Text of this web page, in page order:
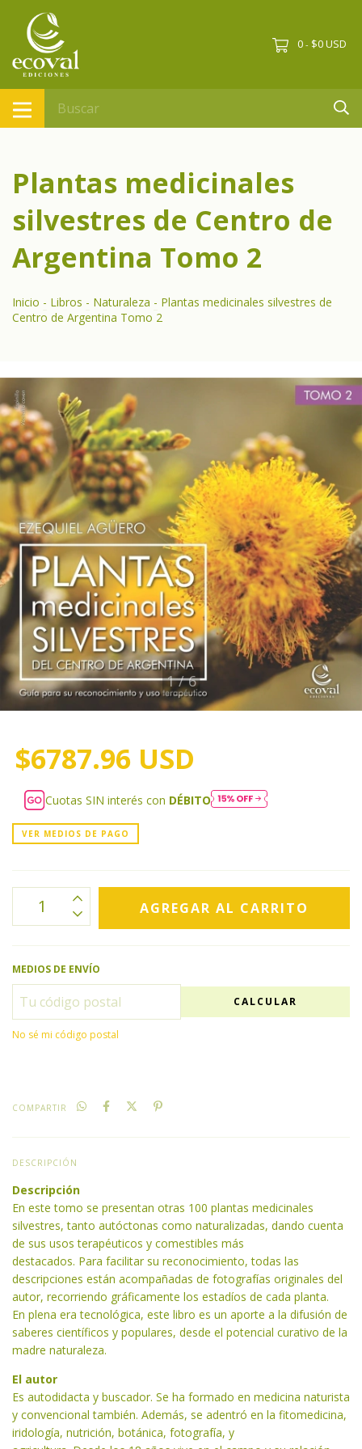
0 - $0 USD
Plantas medicinales
silvestres de Centro de
Argentina Tomo 2
Inicio - Libros - Naturaleza - Plantas medicinales silvestres de
Centro de Argentina Tomo 2
1/6
$6787.96 USD
Cuotas SIN interés con DÉBITO
VER MEDIOS DE PAGO
MEDIOS DE ENVÍO
CALCULAR
No sé mi código postal
COMPARTIR
DESCRIPCIÓN
Descripción
En este tomo se presentan otras 100 plantas medicinales
silvestres, tanto autóctonas como naturalizadas, dando cuenta
de sus usos terapéuticos y comestibles más
destacados. Para facilitar su reconocimiento, todas las
descripciones están acompañadas de fotografías originales del
autor, recorriendo gráficamente los estadíos de cada planta.
En plena era tecnológica, este libro es un aporte a la difusión de
saberes científicos y populares, desde el potencial curativo de la
madre naturaleza.
El autor
Es autodidacta y buscador. Se ha formado en medicina naturista
y convencional también. Además, se adentró en la fitomedicina,
iridología, nutrición, botánica, fotografía, y